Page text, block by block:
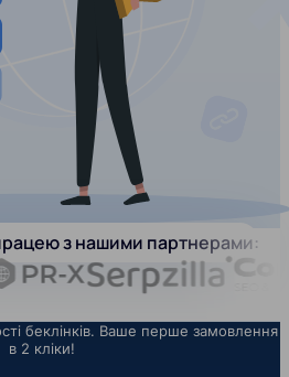
з нашими партнерами:
беклінків. Ваше перше замовлення
в 2 кліки!